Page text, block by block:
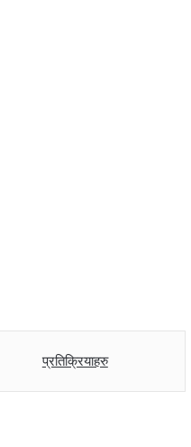
प्रतिक्रियाहरु